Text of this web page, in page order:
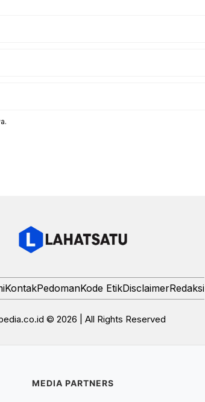
KontakPedomanKode EtikDisclaimerRedaksi
© 2026 | All Rights Reserved
MEDIA PARTNERS